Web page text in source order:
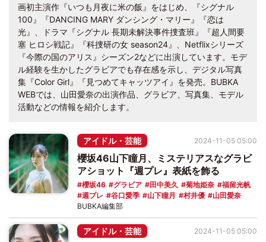
画初主演作『いつも月夜に米の飯』をはじめ、『シグナル
100』『DANCING MARY ダンシング・マリー』『恋は
光』、ドラマ『シグナル 長期未解決事件捜査班』『超人間要
塞 ヒロシ戦記』『科捜研の女 season24』、Netflixシリーズ
『今際の国のアリス』シーズン2などに出演しています。モデ
ル経験を生かしたグラビアでも存在感を示し、デジタル写真
集『Color Girl』『見つめてキャッツアイ』を発売。BUBKA
WEBでは、山田愛奈の出演作品、グラビア、写真集、モデル
活動などの情報を紹介します。
アイドル・芸能
櫻坂46山下瞳月、ミステリアスなグラビ
アショット『週プレ』表紙を飾る
櫻坂46 グラビア 田中美久 菊地姫奈
福留光帆
週プレ
谷口愛季 山下瞳月 村井優 山田愛奈
2024-11-05 05:00
BUBKA編集部
アイドル・芸能 2024-11-05 05:00